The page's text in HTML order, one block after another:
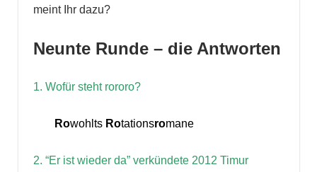
meint Ihr dazu?
Neunte Runde – die Antworten
1. Wofür steht rororo?
Rowohlts Rotationsromane
2. “Er ist wieder da” verkündete 2012 Timur